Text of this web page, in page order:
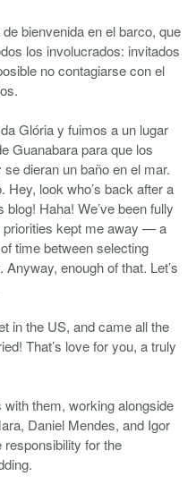
bienvenida en el barco, que
los involucrados: invitados
no contagiarse con el
Glória y fuimos a un lugar
Guanabara para que los
dieran un baño en el mar.
look who’s back after a
Haha! We’ve been fully
priorities kept me away — a
time between selecting
enough of that. Let’s
in the US, and came all the
That’s love for you, a truly
them, working alongside
Daniel Mendes, and Igor
responsibility for the